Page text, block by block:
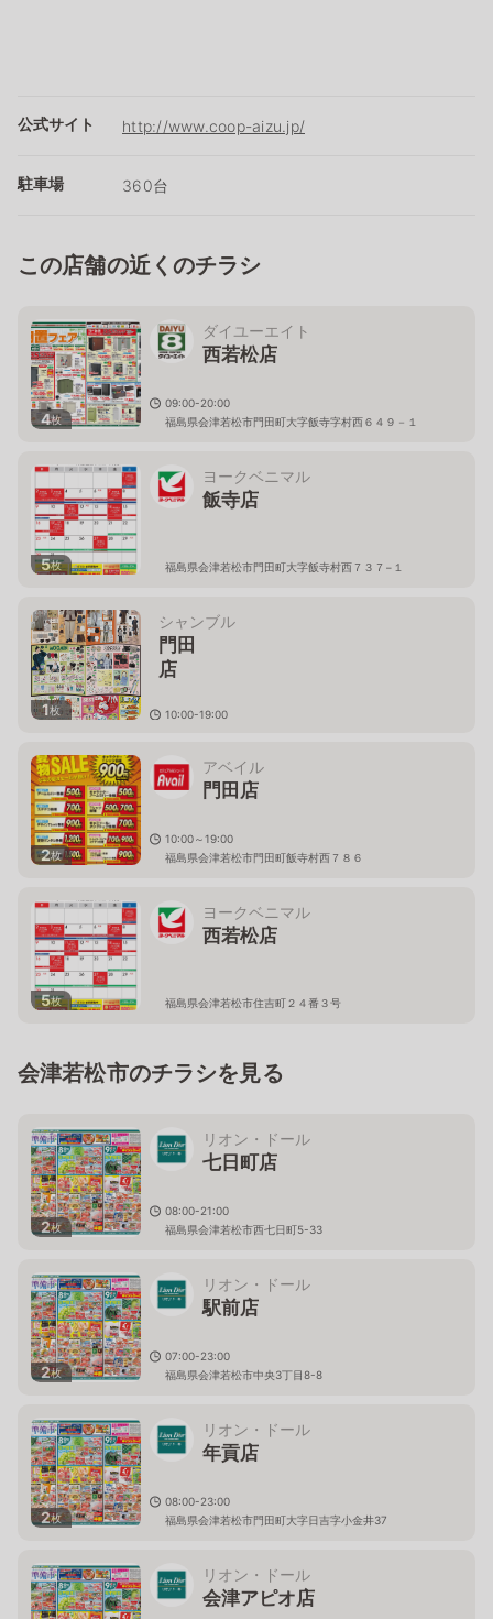
公式サイト http://www.coop-aizu.jp/
駐車場 360台
この店舗の近くのチラシ
4枚
ダイユーエイト
西若松店
09:00-20:00
福島県会津若松市門田町大字飯寺字村西６４９－１
5枚
ヨークベニマル
飯寺店
福島県会津若松市門田町大字飯寺村西７３７−１
1枚
シャンブル
門田
10:00-19:00
2枚
アベイル
門田店
10:00～19:00
福島県会津若松市門田町飯寺村西７８６
5枚
ヨークベニマル
西若松店
福島県会津若松市住吉町２４番３号
会津若松市のチラシを見る
2枚
リオン・ドール
七日町店
08:00-21:00
福島県会津若松市西七日町5-33
2枚
リオン・ドール
駅前店
07:00-23:00
福島県会津若松市中央3丁目8-8
2枚
リオン・ドール
年貢店
08:00-23:00
福島県会津若松市門田町大字日吉字小金井37
リオン・ドール
会津アピオ店